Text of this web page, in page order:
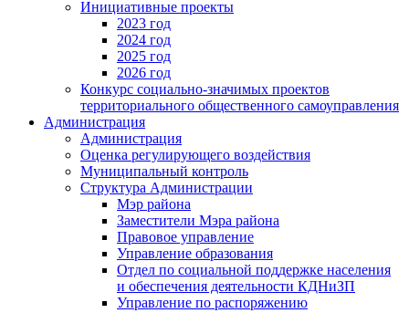
Инициативные проекты
2023 год
2024 год
2025 год
2026 год
Конкурс социально-значимых проектов
территориального общественного самоуправления
Администрация
Администрация
Оценка регулирующего воздействия
Муниципальный контроль
Структура Администрации
Мэр района
Заместители Мэра района
Правовое управление
Управление образования
Отдел по социальной поддержке населения
и обеспечения деятельности КДНиЗП
Управление по распоряжению